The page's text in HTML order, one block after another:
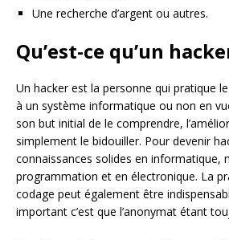
Une recherche d’argent ou autres.
Qu’est-ce qu’un
Un hacker est la personne qui pratique le
à un système informatique ou non en
son but initial de le comprendre,
simplement le bidouiller. Pour devenir
connaissances solides en informatique,
programmation et en électronique. La
codage peut également être
important c’est que l’anonymat étant